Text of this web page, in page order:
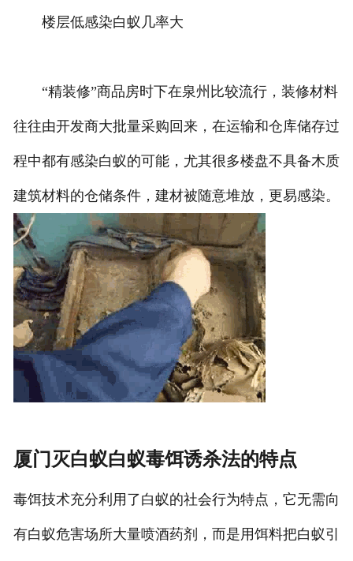
楼层低感染白蚁几率大
“精装修”商品房时下在泉州比较流行，装修材料
往往由开发商大批量采购回来，在运输和仓库储存过
程中都有感染白蚁的可能，尤其很多楼盘不具备木质
建筑材料的仓储条件，建材被随意堆放，更易感染。
厦门灭白蚁白蚁毒饵诱杀法的特点
毒饵技术充分利用了白蚁的社会行为特点，它无需向
有白蚁危害场所大量喷酒药剂，而是用饵料把白蚁引